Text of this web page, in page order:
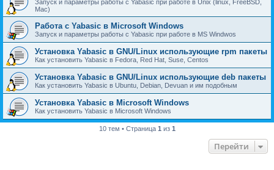
Запуск и параметры работы с Yabasic при работе в Unix (linux, FreeBSD,
Mac)
Работа с Yabasic в Microsoft Windows
Запуск и параметры работы с Yabasic при работе в MS Windwos
Установка Yabasic в GNU/Linux использующие rpm пакеты
Как установить Yabasic в Fedora, Red Hat, Suse, Centos
Установка Yabasic в GNU/Linux использующие deb пакеты
Как установить Yabasic в Ubuntu, Debian, Devuan и им подобным
Установка Yabasic в Microsoft Windows
Как установить Yabasic в Microsoft Windows
10 тем • Страница 1 из 1
Перейти